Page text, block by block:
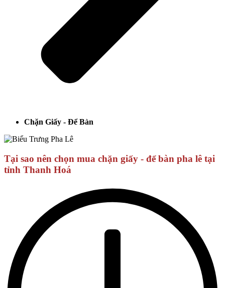
Chặn Giấy - Để Bàn
Tại sao nên chọn mua chặn giấy - để bàn pha lê tại
tỉnh Thanh Hoá